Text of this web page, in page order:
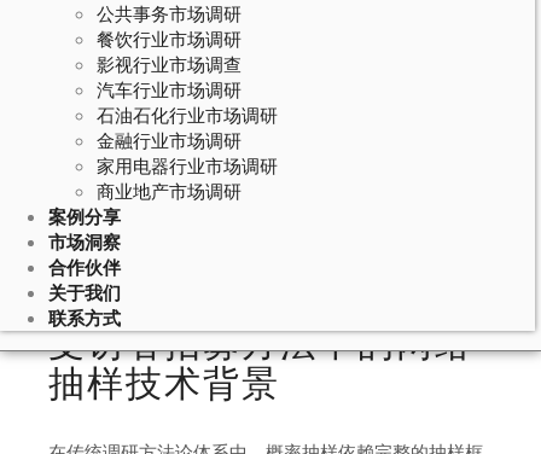
公共事务市场调研
餐饮行业市场调研
影视行业市场调查
汽车行业市场调研
石油石化行业市场调研
金融行业市场调研
家用电器行业市场调研
商业地产市场调研
案例分享
市场洞察
合作伙伴
关于我们
联系方式
May 23, 2026
受访者招募方法的网络抽样：社交网
络中的滚雪球抽样和同伴驱动抽样技
受访者招募方法中的网络
抽样技术背景